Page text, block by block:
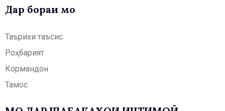
Дар бораи мо
Таърихи таъсис
Роҳбарият
Кормандон
Тамос